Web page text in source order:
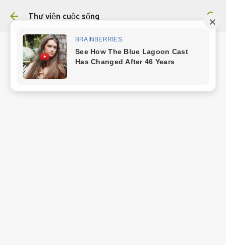
Chuyển đến nội dung chính
Thư viện cuộc sống